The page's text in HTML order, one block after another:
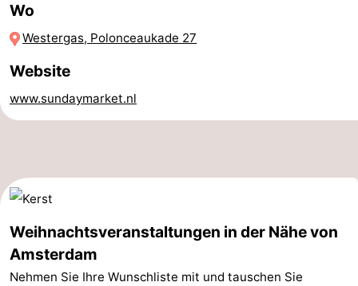
Experiences
Dörfer
&
Führungen
-
Wandern
Unterhaltung
Nachtleben
Essen
Wo
Westergas, Polonceaukade 27
Website
www.sundaymarket.nl
Weihnachtsveranstaltungen in der Nähe von
Amsterdam
Nehmen Sie Ihre Wunschliste mit und tauschen Sie